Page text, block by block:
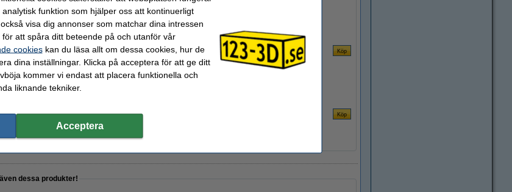
dessa produkter!
funktion som hjälper oss att kontinuerligt
visa dig annonser som matchar dina intressen
att spåra ditt beteende på och utanför vår
cookieskan du läsa allt om dessa cookies, hur de
dina inställningar. Klicka på acceptera för att ge ditt
kommer vi endast att placera funktionella och
liknande tekniker.
Acceptera